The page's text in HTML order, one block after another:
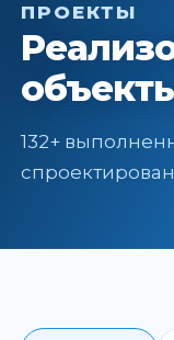
ПРОЕКТЫ
132+